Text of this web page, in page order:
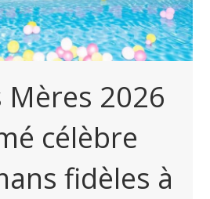
Mères 2026
célèbre
fidèles à